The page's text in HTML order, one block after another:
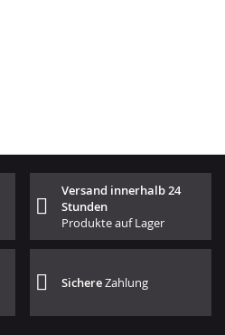
Versand innerhalb 24
Stunden
Produkte auf Lager
SichereZahlung